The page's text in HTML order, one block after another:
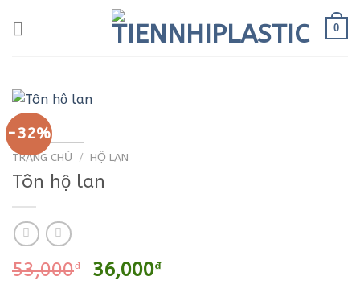
0
-32%
TRANG CHỦ / HỘ LAN
Tôn hộ lan
53,000₫
Giá
36,000₫Giá